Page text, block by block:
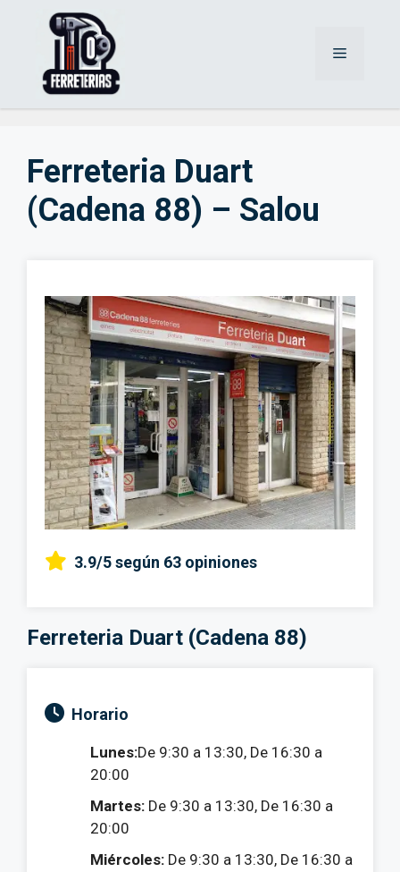
Menú
Ferreteria Duart
(Cadena 88) – Salou
3.9/5según 63 opiniones
Ferreteria Duart (Cadena 88)
Horario
Lunes:De 9:30 a 13:30, De 16:30 a
20:00
Martes: De 9:30 a 13:30, De 16:30 a
20:00
Miércoles: De 9:30 a 13:30, De 16:30 a